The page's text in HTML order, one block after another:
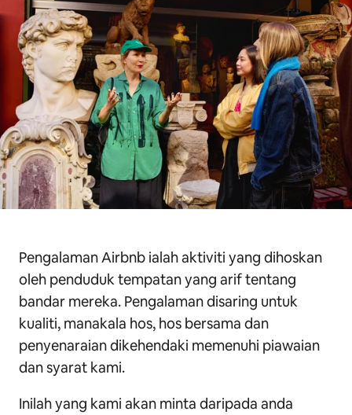
Pengalaman Airbnb ialah aktiviti yang dihoskan
oleh penduduk tempatan yang arif tentang
bandar mereka. Pengalaman disaring untuk
kualiti, manakala hos, hos bersama dan
penyenaraian dikehendaki memenuhi piawaian
dan syarat kami.
Inilah yang kami akan minta daripada anda